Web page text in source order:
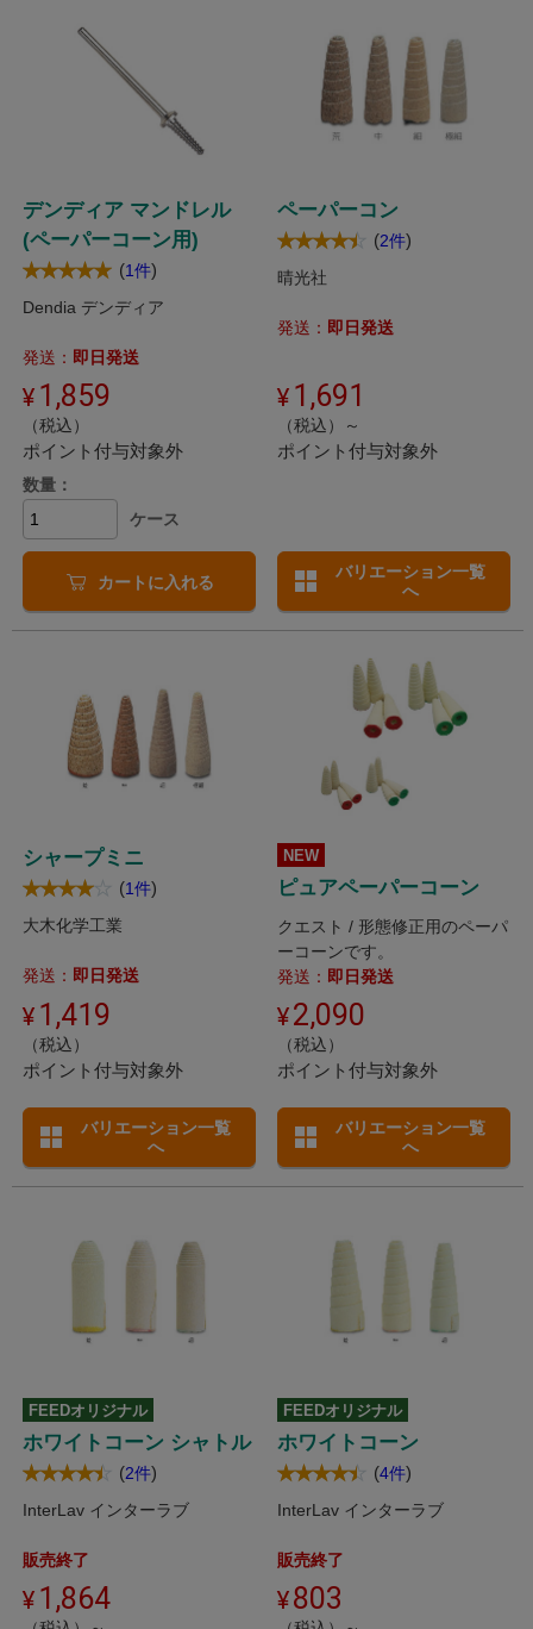
デンディア マンドレル
(ペーパーコーン用)
(1件)
Dendia デンディア
発送： 即日発送
1,859
（税込）
ポイント付与対象外
数量：
ケース
カートに入れる
ペーパーコン
(2件)
晴光社
発送： 即日発送
1,691
（税込）～
ポイント付与対象外
バリエーション一覧
へ
シャープミニ
(1件)
大木化学工業
発送： 即日発送
1,419
（税込）
ポイント付与対象外
バリエーション一覧
へ
NEW
ピュアペーパーコーン
クエスト / 形態修正用のペーパ
ーコーンです。
発送： 即日発送
2,090
（税込）
ポイント付与対象外
バリエーション一覧
へ
FEEDオリジナル
ホワイトコーン シャトル
(2件)
InterLav インターラブ
販売終了
1,864
FEEDオリジナル
ホワイトコーン
(4件)
InterLav インターラブ
販売終了
803